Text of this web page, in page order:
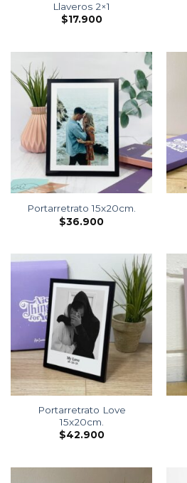
Llaveros 2×1
$17.900
Portarretrato 15x20cm.
$36.900
Portarretrato Love
15x20cm.
$42.900